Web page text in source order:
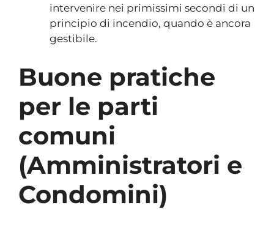
intervenire nei primissimi secondi di un
principio di incendio, quando è ancora
gestibile.
Buone pratiche
per le parti
comuni
(Amministratori e
Condomini)